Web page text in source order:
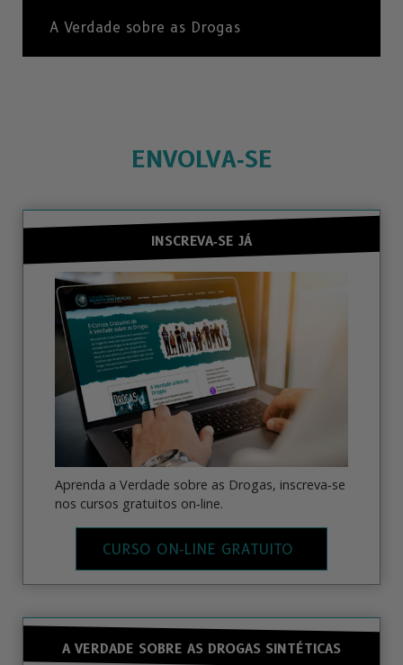
A Verdade sobre as Drogas
ENVOLVA‑SE
INSCREVA‑SE JÁ
Aprenda a Verdade sobre as Drogas, inscreva‑se
nos cursos gratuitos on‑line.
CURSO ON‑LINE GRATUITO
A VERDADE SOBRE AS DROGAS SINTÉTICAS